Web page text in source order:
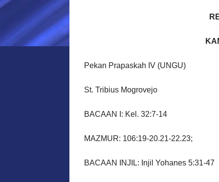
Pekan Prapaskah IV (UNGU)
St. Tribius Mogrovejo
BACAAN I: Kel. 32:7-14
MAZMUR: 106:19-20.21-22.23;
BACAAN INJIL: Injil Yohanes 5:31-47